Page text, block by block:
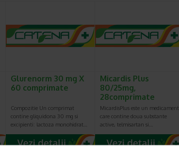
Glurenorm 30 mg X
60 comprimate
Compozitie Un comprimat
contine gliquidona 30 mg si
excipienti: lactoza monohidrat…
Micardis Plus
80/25mg,
28comprimate
MicardisPlus este un medicament
care contine doua substante
active, telmisartan si…